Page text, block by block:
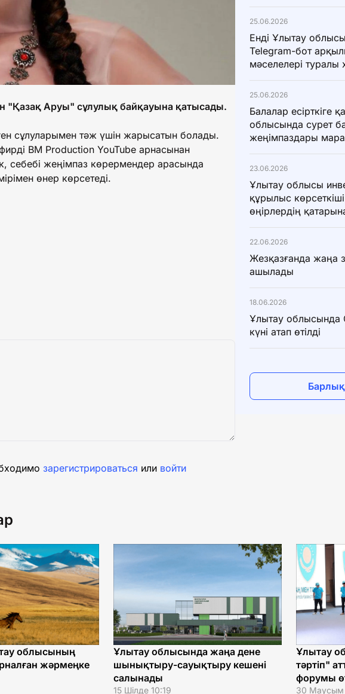
Аруы" сұлулық байқауына қатысады.
сұлуларымен тәж үшін жарысатын болады.
BM Production YouTube арнасынан
себебі жеңімпаз көрермендер арасында
өнер көрсетеді.
зарегистрироваться или войти
25.06.2026
Енді Ұлытау
Telegram-бот
мәселелері туралы
25.06.2026
Балалар есірткіге
облысында сурет
жеңімпаздары
23.06.2026
Ұлытау облысы
құрылыс
өңірлердің
22.06.2026
Жезқазғанда жаңа
ашылады
18.06.2026
Ұлытау облысында
күні атап өтілді
облысының
жәрмеңке
Ұлытау облысында жаңа дене
шынықтыру-сауықтыру кешені
салынады
15 Шілде 10:19
Ұлытау
тәртіп"
форумы
30 Маусым